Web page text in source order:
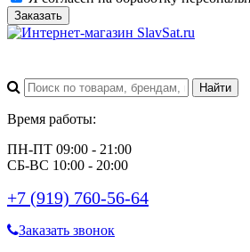
Заказать
Время работы:
ПН-ПТ 09:00 - 21:00
СБ-ВС 10:00 - 20:00
+7 (919) 760-56-64
Заказать звонок